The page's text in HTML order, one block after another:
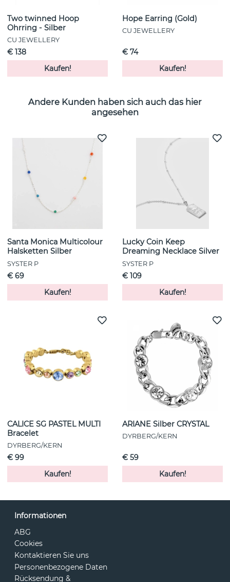
Two twinned Hoop
Ohrring - Silber
CU JEWELLERY
€ 138
Kaufen!
Hope Earring (Gold)
CU JEWELLERY
€ 74
Kaufen!
Andere Kunden haben sich auch das hier
angesehen
Santa Monica Multicolour
Halsketten Silber
SYSTER P
€ 69
Kaufen!
Lucky Coin Keep
Dreaming Necklace Silver
SYSTER P
€ 109
Kaufen!
CALICE SG PASTEL MULTI
Bracelet
DYRBERG/KERN
€ 99
Kaufen!
ARIANE Silber CRYSTAL
DYRBERG/KERN
€ 59
Kaufen!
Informationen
ABG
Cookies
Kontaktieren Sie uns
Personenbezogene Daten
Rücksendung &